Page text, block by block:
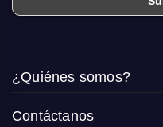
¿Quiénes somos?
Contáctanos